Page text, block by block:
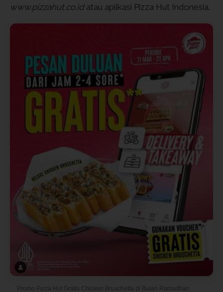
www.pizzahut.co.idatau aplikasi Pizza Hut Indonesia.
Promo Pizza Hut Gratis Chicken Bruschetta di Bulan Ramadhan